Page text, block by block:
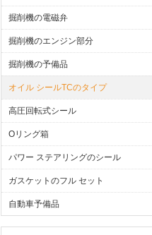
掘削機の電磁弁
掘削機のエンジン部分
掘削機の予備品
オイル シールTCのタイプ
高圧回転式シール
Oリング箱
パワー ステアリングのシール
ガスケットのフル セット
自動車予備品